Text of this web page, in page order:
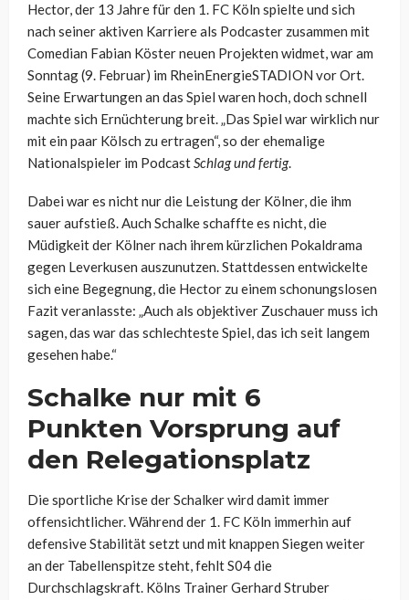
Hector, der 13 Jahre für den 1. FC Köln spielte und sich
nach seiner aktiven Karriere als Podcaster zusammen mit
Comedian Fabian Köster neuen Projekten widmet, war am
Sonntag (9. Februar) im RheinEnergieSTADION vor Ort.
Seine Erwartungen an das Spiel waren hoch, doch schnell
machte sich Ernüchterung breit. „Das Spiel war wirklich nur
mit ein paar Kölsch zu ertragen“, so der ehemalige
Nationalspieler im PodcastSchlag und fertig.
Dabei war es nicht nur die Leistung der Kölner, die ihm
sauer aufstieß. Auch Schalke schaffte es nicht, die
Müdigkeit der Kölner nach ihrem kürzlichen Pokaldrama
gegen Leverkusen auszunutzen. Stattdessen entwickelte
sich eine Begegnung, die Hector zu einem schonungslosen
Fazit veranlasste: „Auch als objektiver Zuschauer muss ich
sagen, das war das schlechteste Spiel, das ich seit langem
gesehen habe.“
Schalke nur mit 6
Punkten Vorsprung auf
den Relegationsplatz
Die sportliche Krise der Schalker wird damit immer
offensichtlicher. Während der 1. FC Köln immerhin auf
defensive Stabilität setzt und mit knappen Siegen weiter
an der Tabellenspitze steht, fehlt S04 die
Durchschlagskraft. Kölns Trainer Gerhard Struber